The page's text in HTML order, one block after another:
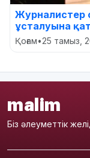
Журналистер
ұсталуына
Қоғам•25 тамыз,
malim
Біз әлеуметтік